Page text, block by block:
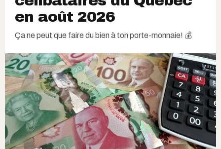
en août 2026
Ça ne peut que faire du bien à ton porte-monnaie! 💰